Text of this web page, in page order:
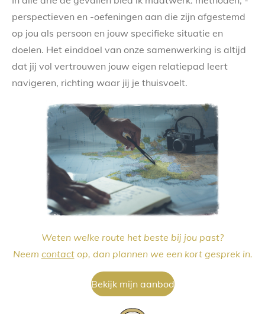
perspectieven en -oefeningen aan die zijn afgestemd
op jou als persoon en jouw specifieke situatie en
doelen. Het einddoel van onze samenwerking is altijd
dat jij vol vertrouwen jouw eigen relatiepad leert
navigeren, richting waar jij je thuisvoelt.
Weten welke route het beste bij jou past?
Neem contactop, dan plannen we een kort gesprek in.
Bekijk mijn aanbod